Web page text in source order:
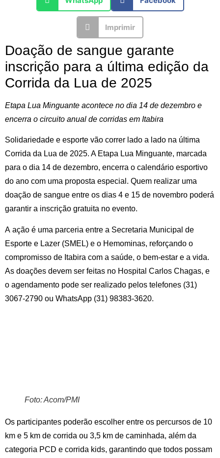
Imprimir
Doação de sangue garante
inscrição para a última edição da
Corrida da Lua de 2025
Etapa Lua Minguante acontece no dia 14 de dezembro e
encerra o circuito anual de corridas em Itabira
Solidariedade e esporte vão correr lado a lado na última
Corrida da Lua de 2025. A Etapa Lua Minguante, marcada
para o dia 14 de dezembro, encerra o calendário esportivo
do ano com uma proposta especial. Quem realizar uma
doação de sangue entre os dias 4 e 15 de novembro poderá
garantir a inscrição gratuita no evento.
A ação é uma parceria entre a Secretaria Municipal de
Esporte e Lazer (SMEL) e o Hemominas, reforçando o
compromisso de Itabira com a saúde, o bem-estar e a vida.
As doações devem ser feitas no Hospital Carlos Chagas, e
o agendamento pode ser realizado pelos telefones (31)
3067-2790 ou WhatsApp (31) 98383-3620.
Foto: Acom/PMI
Os participantes poderão escolher entre os percursos de 10
km e 5 km de corrida ou 3,5 km de caminhada, além da
categoria PCD e corrida kids, garantindo que todos possam